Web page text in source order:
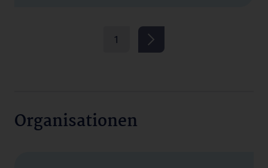
1
Organisationen